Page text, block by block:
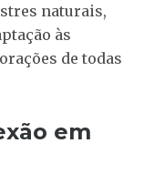
naturais,
às
de todas
em